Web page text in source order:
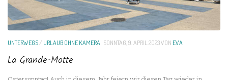
UNTERWEGS/URLAUB OHNE KAMERA SONNTAG, 9. APRIL 2023VON EVA
La Grande-Motte